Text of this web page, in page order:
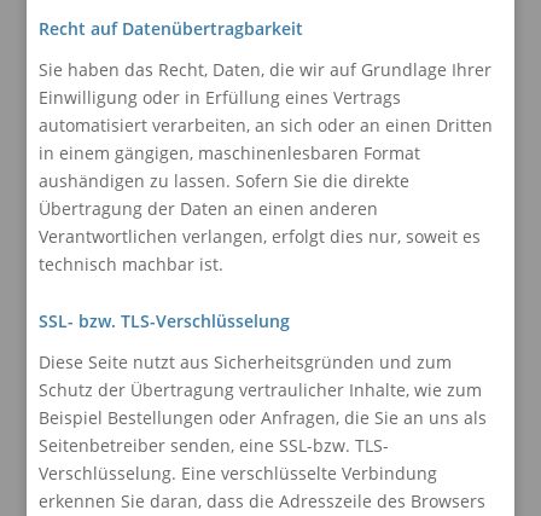
Recht auf Datenübertragbarkeit
Sie haben das Recht, Daten, die wir auf Grundlage Ihrer
Einwilligung oder in Erfüllung eines Vertrags
automatisiert verarbeiten, an sich oder an einen Dritten
in einem gängigen, maschinenlesbaren Format
aushändigen zu lassen. Sofern Sie die direkte
Übertragung der Daten an einen anderen
Verantwortlichen verlangen, erfolgt dies nur, soweit es
technisch machbar ist.
SSL- bzw. TLS-Verschlüsselung
Diese Seite nutzt aus Sicherheitsgründen und zum
Schutz der Übertragung vertraulicher Inhalte, wie zum
Beispiel Bestellungen oder Anfragen, die Sie an uns als
Seitenbetreiber senden, eine SSL-bzw. TLS-
Verschlüsselung. Eine verschlüsselte Verbindung
erkennen Sie daran, dass die Adresszeile des Browsers